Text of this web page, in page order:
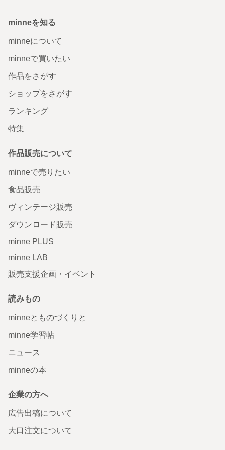
minneを知る
minneについて
minneで買いたい
作品をさがす
ショップをさがす
ランキング
特集
作品販売について
minneで売りたい
食品販売
ヴィンテージ販売
ダウンロード販売
minne PLUS
minne LAB
販売支援企画・イベント
読みもの
minneとものづくりと
minne学習帖
ニュース
minneの本
企業の方へ
広告出稿について
大口注文について